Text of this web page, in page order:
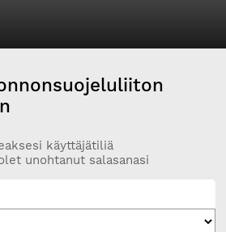
käyttäjätiliä
unohtanut salasanasi